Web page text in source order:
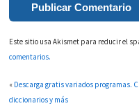
Este sitio usa Akismet para reducir el
comentarios.
« Descarga gratis variados programas.
diccionarios y más